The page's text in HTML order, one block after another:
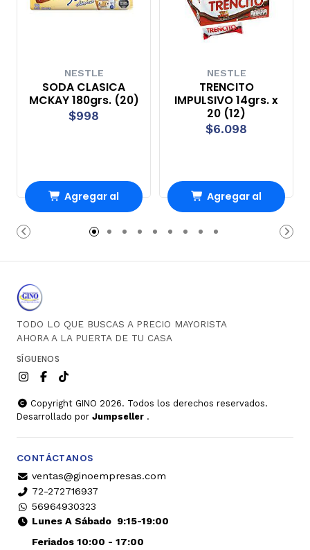
NESTLE
SODA CLASICA
MCKAY 180grs. (20)
$998
Agregar al
Carro
NESTLE
TRENCITO
IMPULSIVO 14grs. x
20 (12)
$6.098
Agregar al
Carro
TODO LO QUE BUSCAS A PRECIO MAYORISTA
AHORA A LA PUERTA DE TU CASA
SÍGUENOS
Copyright GINO 2026. Todos los derechos reservados.
Desarrollado por Jumpseller .
CONTÁCTANOS
ventas@ginoempresas.com
72-272716937
56964930323
Lunes A Sábado9:15-19:00
Feriados 10:00 - 17:00